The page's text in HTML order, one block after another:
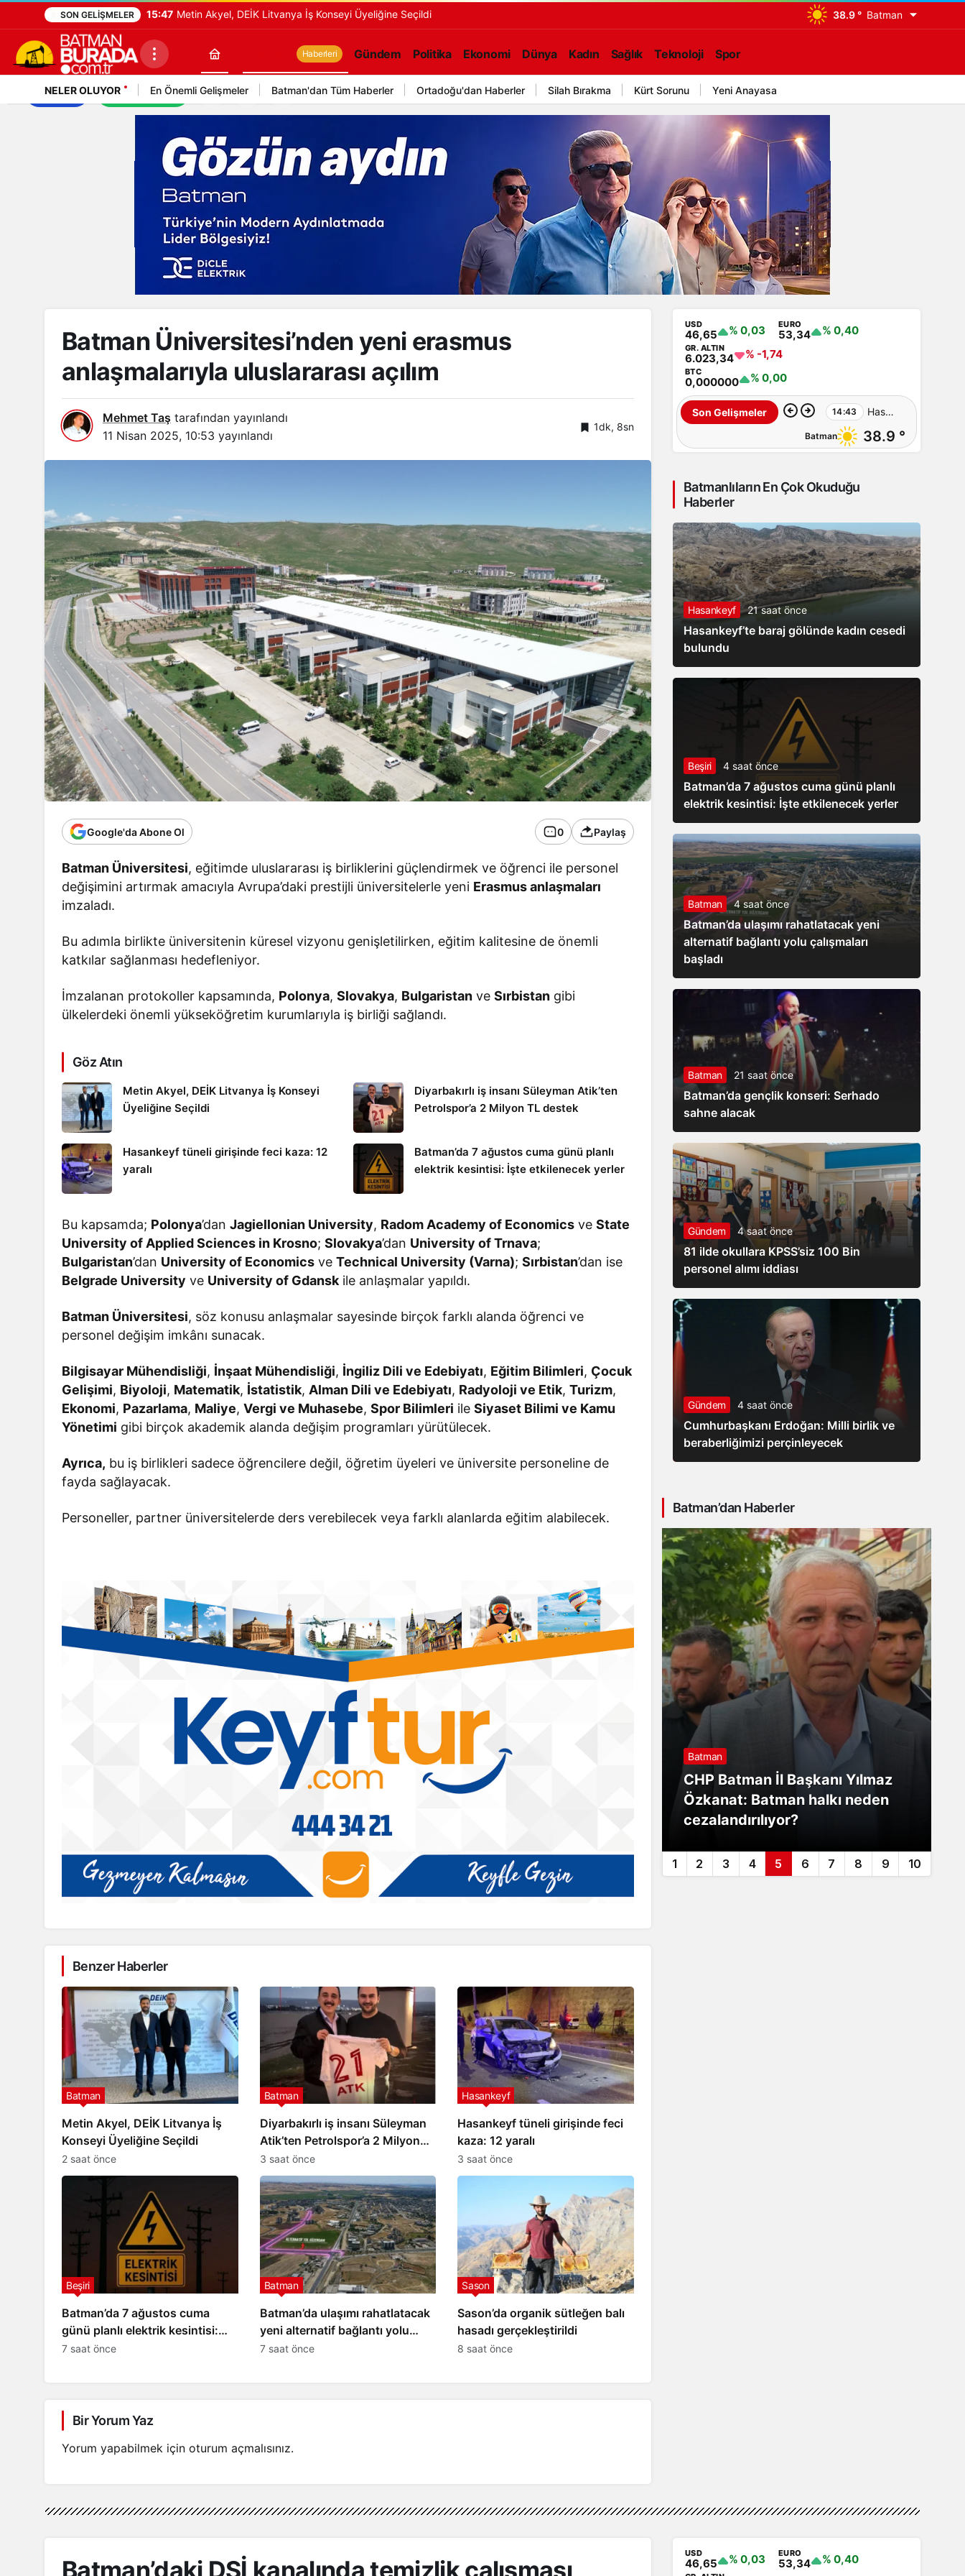
SON GELIŞMELER 15:47 Metin Akyel, DEİK Litvanya İş Konseyi Üyeliğine Seçildi 38.9 ° Batman
Haberleri Gündem Politika Ekonomi Dünya Kadın Sağlık Teknoloji Spor
İş İlanları Mekan Rehberi
NELER OLUYOR En Önemli Gelişmeler Batman'dan Tüm Haberler Ortadoğu'dan Haberler Silah Bırakma Kürt Sorunu Yeni Anayasa
Batman Üniversitesi’nden yeni erasmus
anlaşmalarıyla uluslararası açılım
Mehmet Taş tarafından yayınlandı
11 Nisan 2025, 10:53 yayınlandı
1dk, 8sn
Google'da Abone Ol 0 Paylaş
Batman Üniversitesi, eğitimde uluslararası iş birliklerini güçlendirmek ve öğrenci ile personel
değişimini artırmak amacıyla Avrupa’daki prestijli üniversitelerle yeni Erasmus anlaşmaları
imzaladı.
Bu adımla birlikte üniversitenin küresel vizyonu genişletilirken, eğitim kalitesine de önemli
katkılar sağlanması hedefleniyor.
İmzalanan protokoller kapsamında, Polonya,Slovakya, Bulgaristan veSırbistan gibi
ülkelerdeki önemli yükseköğretim kurumlarıyla iş birliği sağlandı.
Göz Atın
Metin Akyel, DEİK Litvanya İş Konseyi
Üyeliğine Seçildi
Diyarbakırlı iş insanı Süleyman Atik’ten
Petrolspor’a 2 Milyon TL destek
Hasankeyf tüneli girişinde feci kaza: 12
yaralı
Batman’da 7 ağustos cuma günü planlı
elektrik kesintisi: İşte etkilenecek yerler
Bu kapsamda; Polonya’danJagiellonian University, Radom Academy of Economics veState
University of Applied Sciences in Krosno;Slovakya’dan University of Trnava;
Bulgaristan’dan University of Economics veTechnical University (Varna);Sırbistan’dan ise
Belgrade University ve University of Gdanskile anlaşmalar yapıldı.
Batman Üniversitesi, söz konusu anlaşmalar sayesinde birçok farklı alanda öğrenci ve
personel değişim imkânı sunacak.
Bilgisayar Mühendisliği, İnşaat Mühendisliği, İngiliz Dili ve Edebiyatı, Eğitim Bilimleri, Çocuk
Gelişimi, Biyoloji, Matematik, İstatistik,Alman Dili ve Edebiyatı, Radyoloji ve Etik,Turizm,
Ekonomi, Pazarlama, Maliye,Vergi ve Muhasebe,Spor Bilimleri ileSiyaset Bilimi ve Kamu
Yönetimi gibi birçok akademik alanda değişim programları yürütülecek.
Ayrıca, bu iş birlikleri sadece öğrencilere değil, öğretim üyeleri ve üniversite personeline de
fayda sağlayacak.
Personeller, partner üniversitelerde ders verebilecek veya farklı alanlarda eğitim alabilecek.
Benzer Haberler
Metin Akyel, DEİK Litvanya İş
Konseyi Üyeliğine Seçildi
Batman
2 saat önce
Diyarbakırlı iş insanı Süleyman
Atik’ten Petrolspor’a 2 Milyon
TL destek
Batman
3 saat önce
Hasankeyf tüneli girişinde feci
kaza: 12 yaralı
Hasankeyf
3 saat önce
Batman’da 7 ağustos cuma
günü planlı elektrik kesintisi:
İşte etkilenecek yerler
Beşiri
7 saat önce
Batman’da ulaşımı rahatlatacak
yeni alternatif bağlantı yolu
çalışmaları başladı
Batman
7 saat önce
Sason’da organik sütleğen balı
hasadı gerçekleştirildi
Sason
8 saat önce
Bir Yorum Yaz
Yorum yapabilmek için oturum açmalısınız.
USD
46,65 % 0,03 EURO
53,34 % 0,40
GR. ALTIN
6.023,34 % -1,74
BTC
0,000000 % 0,00
Son Gelişmeler 14:43 Hasankeyf
tüneli
kaza:
12
yaralı
Batman 38.9 °
Batmanlıların En Çok Okuduğu
Haberler
Hasankeyf 21 saat önce
Hasankeyf’te baraj gölünde kadın cesedi
bulundu
Beşiri 4 saat önce
Batman’da 7 ağustos cuma günü planlı
elektrik kesintisi: İşte etkilenecek yerler
Batman 4 saat önce
Batman’da ulaşımı rahatlatacak yeni
alternatif bağlantı yolu çalışmaları
başladı
Batman 21 saat önce
Batman’da gençlik konseri: Serhado
sahne alacak
Gündem 4 saat önce
81 ilde okullara KPSS’siz 100 Bin
personel alımı iddiası
Gündem 4 saat önce
Cumhurbaşkanı Erdoğan: Milli birlik ve
beraberliğimizi perçinleyecek
Batman’dan Haberler
Batman’da ‘Barış ve Demokratik
Batman
Batman’ın gastronomi haritası
Batman
CHP Batman İl Başkanı Yılmaz
Özkanat: Batman halkı neden
cezalandırılıyor?
1 2 3 4 5 6 7 8 9 10
Batman’daki DSİ kanalında temizlik çalışması
USD
46,65 % 0,03 EURO
53,34 % 0,40